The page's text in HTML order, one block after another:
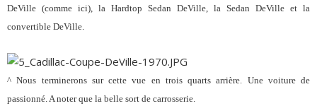
DeVille (comme ici), la Hardtop Sedan DeVille, la Sedan DeVille et la
convertible DeVille.
^ Nous terminerons sur cette vue en trois quarts arrière. Une voiture de
passionné. A noter que la belle sort de carrosserie.